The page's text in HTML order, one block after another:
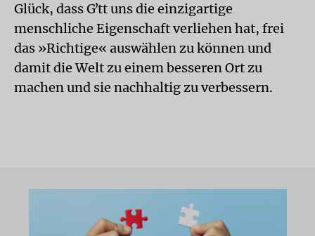
Glück, dass Gʼtt uns die einzigartige
menschliche Eigenschaft verliehen hat, frei
das »Richtige« auswählen zu können und
damit die Welt zu einem besseren Ort zu
machen und sie nachhaltig zu verbessern.